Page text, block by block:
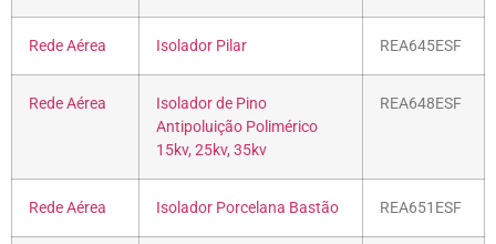
Rede Aérea Isolador Pilar REA645ESF
Rede Aérea
Isolador de Pino
Antipoluição Polimérico
15kv, 25kv, 35kv
REA648ESF
Rede Aérea Isolador Porcelana Bastão REA651ESF